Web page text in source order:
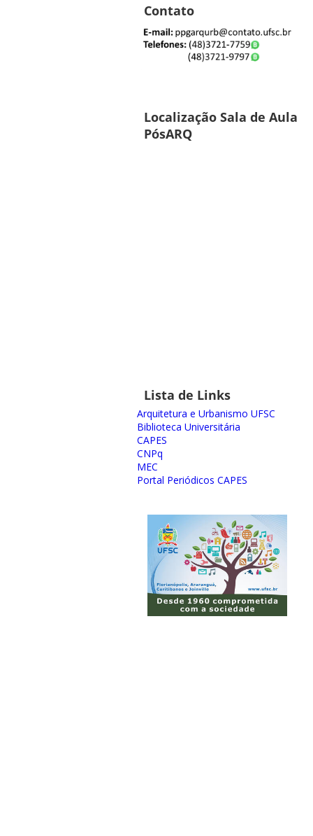
Contato
Localização Sala de Aula
PósARQ
Lista de Links
Arquitetura e Urbanismo UFSC
Biblioteca Universitária
CAPES
CNPq
MEC
Portal Periódicos CAPES